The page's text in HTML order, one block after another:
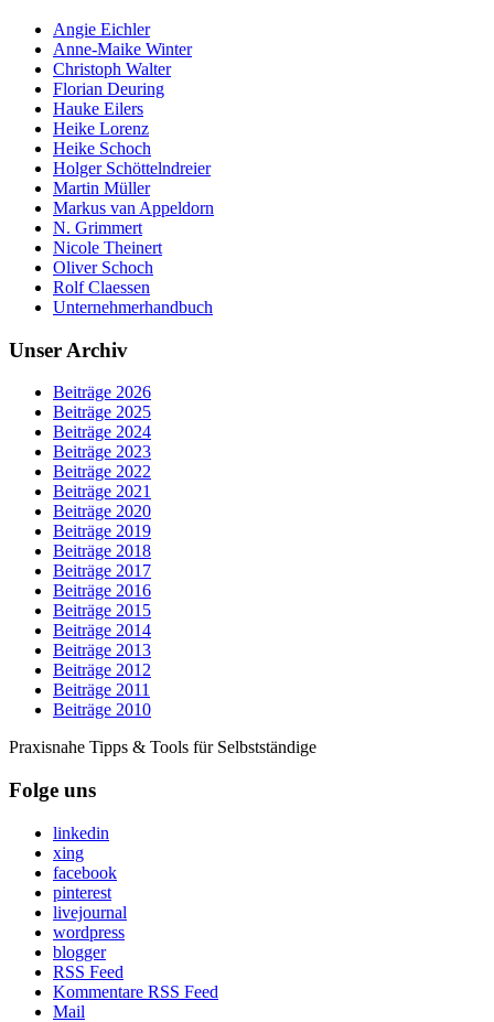
Angie Eichler
Anne-Maike Winter
Christoph Walter
Florian Deuring
Hauke Eilers
Heike Lorenz
Heike Schoch
Holger Schöttelndreier
Martin Müller
Markus van Appeldorn
N. Grimmert
Nicole Theinert
Oliver Schoch
Rolf Claessen
Unternehmerhandbuch
Unser Archiv
Beiträge 2026
Beiträge 2025
Beiträge 2024
Beiträge 2023
Beiträge 2022
Beiträge 2021
Beiträge 2020
Beiträge 2019
Beiträge 2018
Beiträge 2017
Beiträge 2016
Beiträge 2015
Beiträge 2014
Beiträge 2013
Beiträge 2012
Beiträge 2011
Beiträge 2010
Praxisnahe Tipps & Tools für Selbstständige
Folge uns
linkedin
xing
facebook
pinterest
livejournal
wordpress
blogger
RSS Feed
Kommentare RSS Feed
Mail